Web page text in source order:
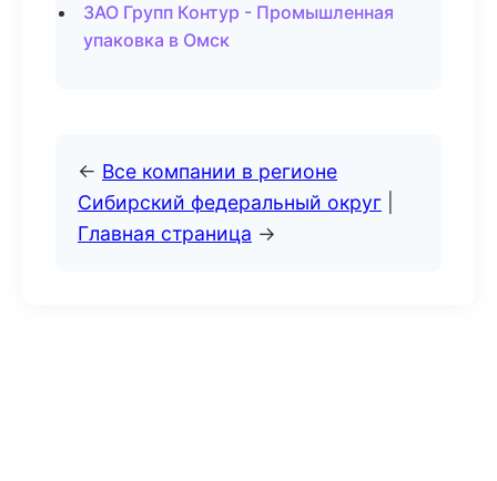
ЗАО Групп Контур - Промышленная
упаковка в Омск
← Все компании в регионе
Сибирский федеральный округ
Главная страница →